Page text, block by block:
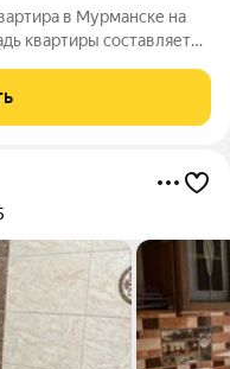
в Мурманске на
квартиры составляет
1951 года постройки.